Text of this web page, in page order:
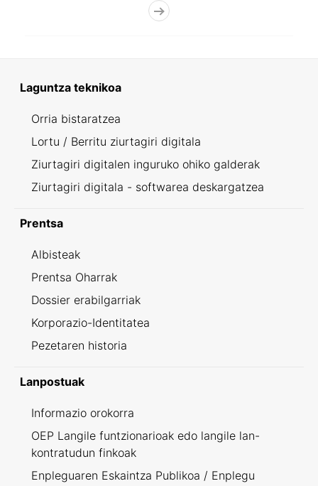
Laguntza teknikoa
Orria bistaratzea
Lortu / Berritu ziurtagiri digitala
Ziurtagiri digitalen inguruko ohiko galderak
Ziurtagiri digitala - softwarea deskargatzea
Prentsa
Albisteak
Prentsa Oharrak
Dossier erabilgarriak
Korporazio-Identitatea
Pezetaren historia
Lanpostuak
Informazio orokorra
OEP Langile funtzionarioak edo langile lan-
kontratudun finkoak
Enpleguaren Eskaintza Publikoa / Enplegu